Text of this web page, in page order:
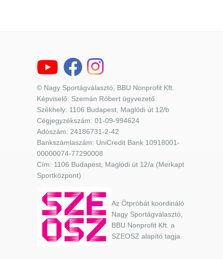
© Nagy Sportágválasztó, BBU Nonprofit Kft.
Képviselő: Szemán Róbert ügyvezető
Székhely: 1106 Budapest, Maglódi út 12/b
Cégjegyzékszám: 01-09-994624
Adószám: 24186731-2-42
Bankszámlaszám: UniCredit Bank 10918001-
00000074-77290008
Cím: 1106 Budapest, Maglódi út 12/a (Merkapt
Sportközpont)
Az Ötpróbát koordináló
Nagy Sportágválasztó,
BBU Nonprofit Kft. a
SZEOSZ alapító tagja.